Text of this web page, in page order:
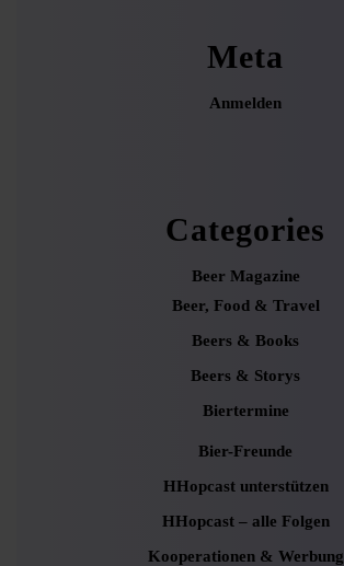
Meta
Anmelden
Categories
Beer Magazine
Beer, Food & Travel
Beers & Books
Beers & Storys
Biertermine
Bier-Freunde
HHopcast unterstützen
HHopcast – alle Folgen
Kooperationen & Werbung